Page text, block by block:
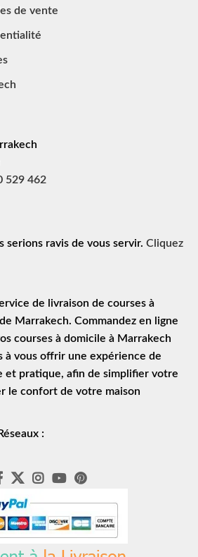
de vente
529 462
serions ravis de vous servir. Cliquez
de
livraison de courses à
Marrakech. Commandez en ligne
courses à domicile à Marrakech
à vous offrir une expérience de
et pratique, afin de simplifier votre
le confort de votre maison
: